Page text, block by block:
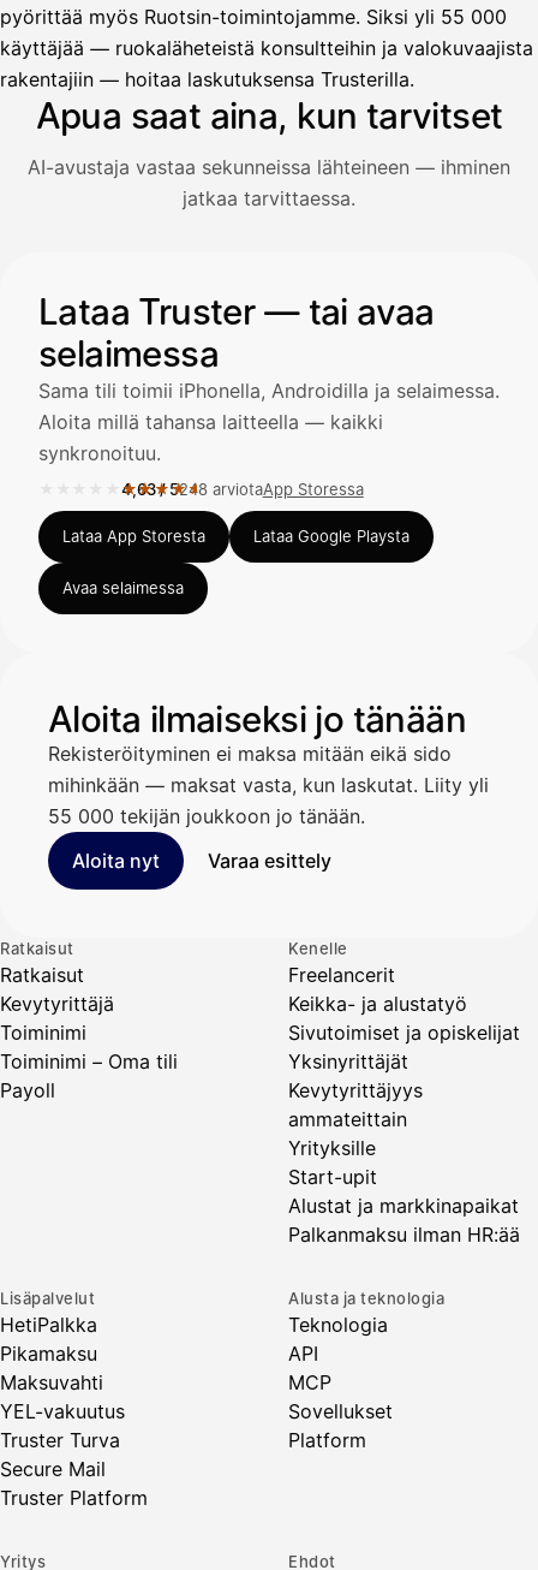
pyörittää myös Ruotsin-toimintojamme. Siksi yli 55 000
käyttäjää — ruokaläheteistä konsultteihin ja valokuvaajista
rakentajiin — hoitaa laskutuksensa Trusterilla.
Apua saat aina, kun tarvitset
AI-avustaja vastaa sekunneissa lähteineen — ihminen
jatkaa tarvittaessa.
Avustaja
Hei! Miten voin auttaa?
Avaa Kuitit-välilehti ja valitse
Kirjoita viesti…
Lataa Truster — tai avaa
selaimessa
Sama tili toimii iPhonella, Androidilla ja selaimessa.
Aloita millä tahansa laitteella — kaikki
synkronoituu.
★★★★★
Arvosana 4,63 / 5 App Storessa, 248 arviota.
4,63/5248 arviotaApp Storessa
Lataa App Storesta Lataa Google Playsta
Avaa selaimessa
Aloita ilmaiseksi jo tänään
Rekisteröityminen ei maksa mitään eikä sido
mihinkään — maksat vasta, kun laskutat. Liity yli
55 000 tekijän joukkoon jo tänään.
Aloita nyt
Varaa esittely
Ratkaisut
Ratkaisut
Kevytyrittäjä
Toiminimi
Toiminimi – Oma tili
Payoll
Kenelle
Freelancerit
Keikka- ja alustatyö
Sivutoimiset ja opiskelijat
Yksinyrittäjät
Kevytyrittäjyys
ammateittain
Yrityksille
Start-upit
Alustat ja markkinapaikat
Palkanmaksu ilman HR:ää
Lisäpalvelut
HetiPalkka
Pikamaksu
Maksuvahti
YEL-vakuutus
Truster Turva
Secure Mail
Truster Platform
Alusta ja teknologia
Teknologia
API
MCP
Sovellukset
Platform
Yritys Ehdot